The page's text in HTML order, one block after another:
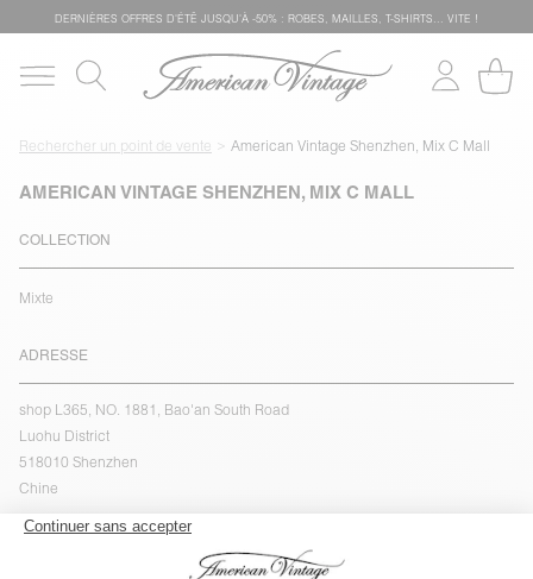
DERNIÈRES OFFRES D'ÉTÊ JUSQU'À -50% : ROBES, MAILLES, T-SHIRTS... VITE !
Rechercher un point de vente American Vintage Shenzhen, Mix C Mall
AMERICAN VINTAGE SHENZHEN, MIX C MALL
COLLECTION
Mixte
ADRESSE
shop L365, NO. 1881, Bao'an South Road
Luohu District
518010 Shenzhen
Chine